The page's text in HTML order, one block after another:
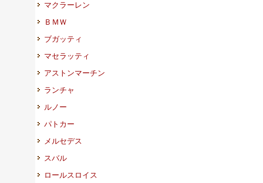
マクラーレン
ＢＭＷ
ブガッティ
マセラッティ
アストンマーチン
ランチャ
ルノー
パトカー
メルセデス
スバル
ロールスロイス